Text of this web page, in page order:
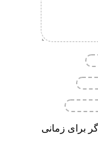
برای زمانی